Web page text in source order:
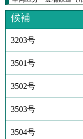
候補
3203号
3501号
3502号
3503号
3504号